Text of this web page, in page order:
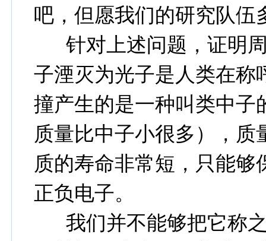
吧，但愿我们的研究队伍
针对上述问题，证明周
子湮灭为光子是人类在称
撞产生的是一种叫类中子
质量比中子小很多），
质的寿命非常短，只能
正负电子。
我们并不能够把它称之